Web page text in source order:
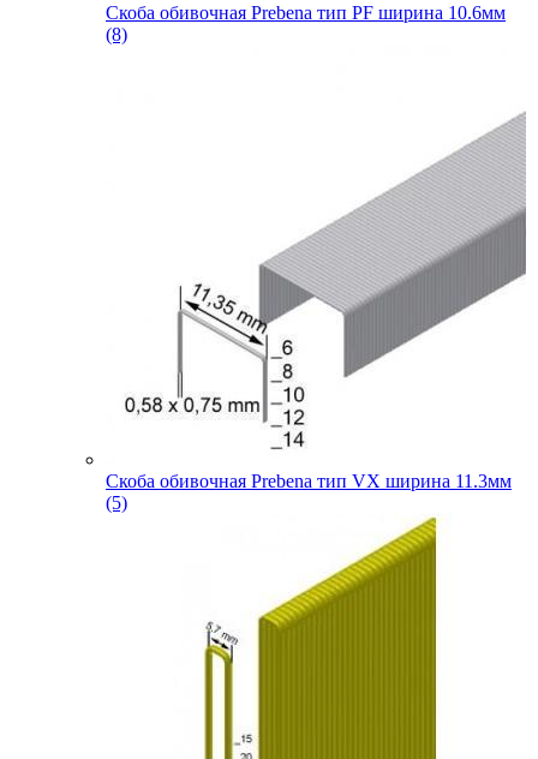
Скоба обивочная Prebena тип PF ширина 10.6мм
(8)
Скоба обивочная Prebena тип VX ширина 11.3мм
(5)